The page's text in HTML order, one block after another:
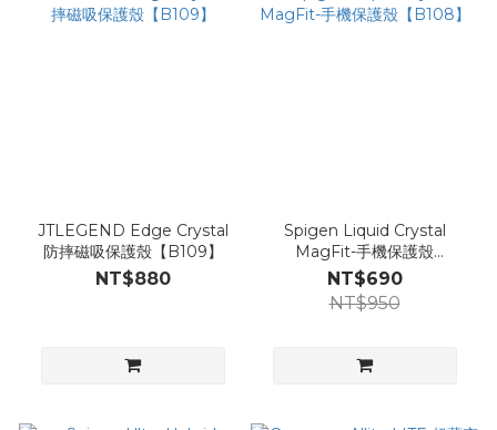
JTLEGEND Edge Crystal
防摔磁吸保護殼【B109】
NT$880
Spigen Liquid Crystal
MagFit-手機保護殼
【B108】
NT$690
NT$950